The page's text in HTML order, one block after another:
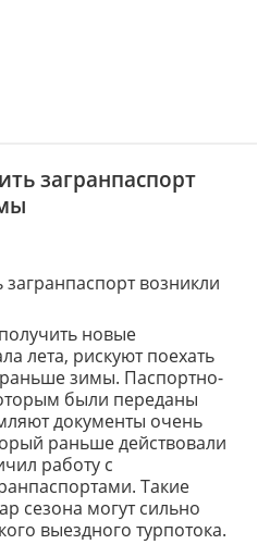
загранпаспорт
новые
лета, рискуют поехать
раньше зимы. Паспортно-
были переданы
документы очень
раньше действовали
работу с
Такие
сезона могут сильно
выездного турпотока.